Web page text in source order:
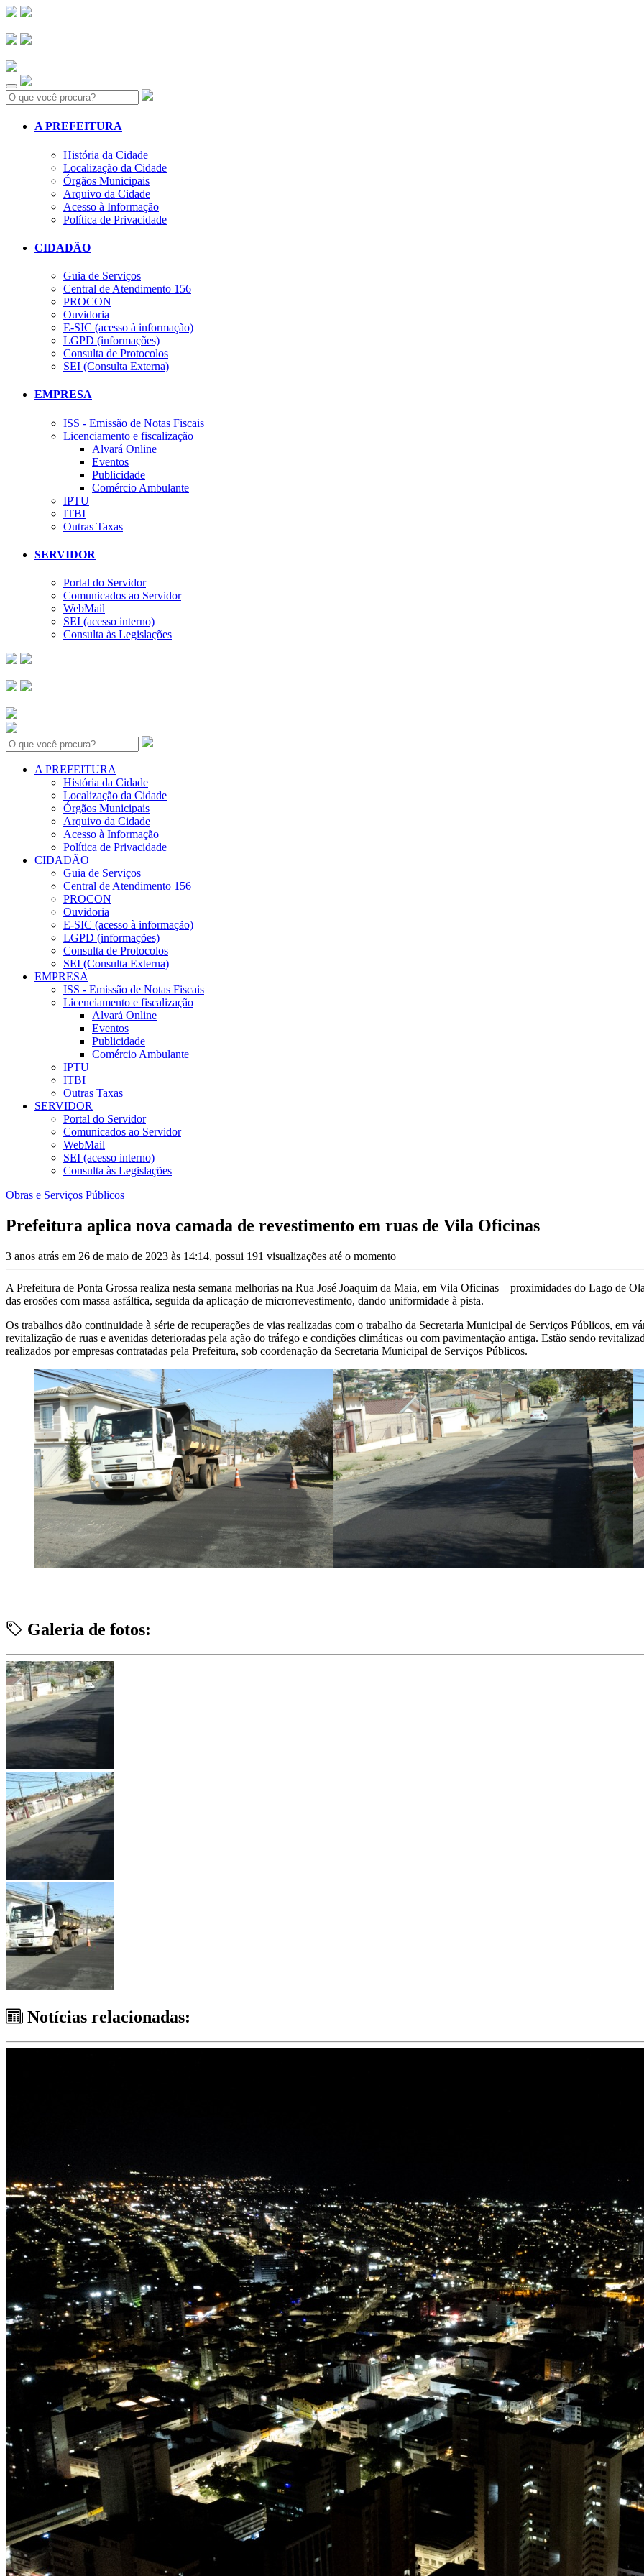
Search:
A PREFEITURA
História da Cidade
Localização da Cidade
Órgãos Municipais
Arquivo da Cidade
Acesso à Informação
Política de Privacidade
CIDADÃO
Guia de Serviços
Central de Atendimento 156
PROCON
Ouvidoria
E-SIC (acesso à informação)
LGPD (informações)
Consulta de Protocolos
SEI (Consulta Externa)
EMPRESA
ISS - Emissão de Notas Fiscais
Licenciamento e fiscalização
Alvará Online
Eventos
Publicidade
Comércio Ambulante
IPTU
ITBI
Outras Taxas
SERVIDOR
Portal do Servidor
Comunicados ao Servidor
WebMail
SEI (acesso interno)
Consulta às Legislações
Search:
A PREFEITURA
História da Cidade
Localização da Cidade
Órgãos Municipais
Arquivo da Cidade
Acesso à Informação
Política de Privacidade
CIDADÃO
Guia de Serviços
Central de Atendimento 156
PROCON
Ouvidoria
E-SIC (acesso à informação)
LGPD (informações)
Consulta de Protocolos
SEI (Consulta Externa)
EMPRESA
ISS - Emissão de Notas Fiscais
Licenciamento e fiscalização
Alvará Online
Eventos
Publicidade
Comércio Ambulante
IPTU
ITBI
Outras Taxas
SERVIDOR
Portal do Servidor
Comunicados ao Servidor
WebMail
SEI (acesso interno)
Consulta às Legislações
Obras e Serviços Públicos
Prefeitura aplica nova camada de revestimento em ruas de Vila Oficinas
3 anos atrás em 26 de maio de 2023 às 14:14, possui 191 visualizações até o momento
A Prefeitura de Ponta Grossa realiza nesta semana melhorias na Rua José Joaquim da Maia, em Vila Oficinas – proximidades do Lago de
das erosões com massa asfáltica, seguida da aplicação de microrrevestimento, dando uniformidade à pista.
Os trabalhos dão continuidade à série de recuperações de vias realizadas com o trabalho da Secretaria Municipal de Serviços Públicos, em
revitalização de ruas e avenidas deterioradas pela ação do tráfego e condições climáticas ou com pavimentação antiga. Estão sendo
realizados por empresas contratadas pela Prefeitura, sob coordenação da Secretaria Municipal de Serviços Públicos.
Galeria de fotos:
Notícias relacionadas: